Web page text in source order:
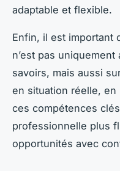
adaptable et flexible.
Enfin, il est important
n’est pas uniquement
savoirs, mais aussi
en situation réelle,
ces compétences
professionnelle plus
opportunités avec